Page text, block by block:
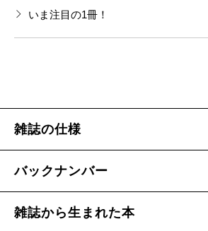
いま注目の1冊！
雑誌の仕様
バックナンバー
雑誌から生まれた本